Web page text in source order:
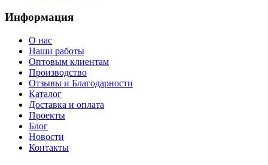
Информация
О нас
Наши работы
Оптовым клиентам
Производство
Отзывы и Благодарности
Каталог
Доставка и оплата
Проекты
Блог
Новости
Контакты